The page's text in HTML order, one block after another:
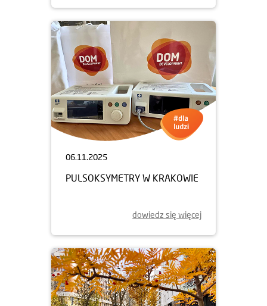
06.11.2025
PULSOKSYMETRY W KRAKOWIE
dowiedz się więcej